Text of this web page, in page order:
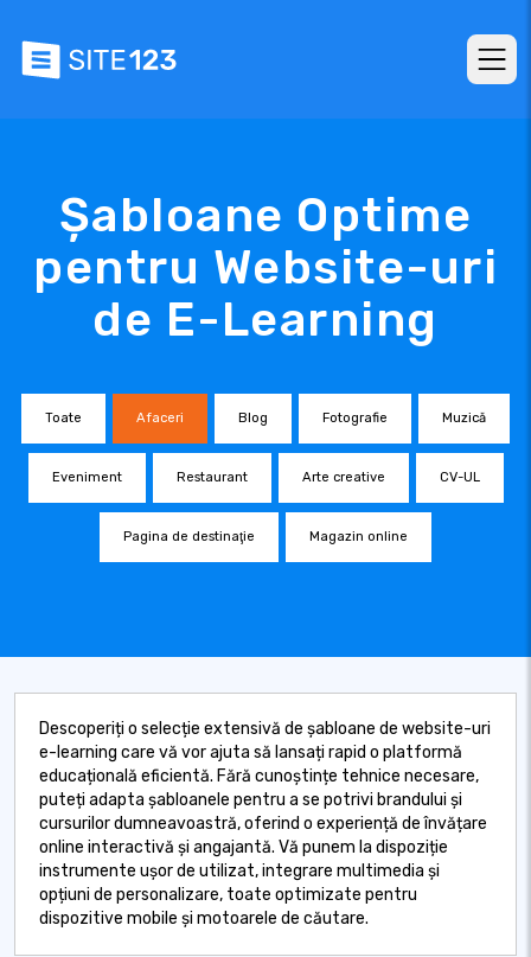
Șabloane Optime
pentru Website-uri
de E-Learning
Toate Afaceri Blog Fotografie Muzică
Eveniment Restaurant Arte creative CV-UL
Pagina de destinaţie Magazin online
Descoperiți o selecție extensivă de șabloane de website-uri
e-learning care vă vor ajuta să lansați rapid o platformă
educațională eficientă. Fără cunoștințe tehnice necesare,
puteți adapta șabloanele pentru a se potrivi brandului și
cursurilor dumneavoastră, oferind o experiență de învățare
online interactivă și angajantă. Vă punem la dispoziție
instrumente ușor de utilizat, integrare multimedia și
opțiuni de personalizare, toate optimizate pentru
dispozitive mobile și motoarele de căutare.